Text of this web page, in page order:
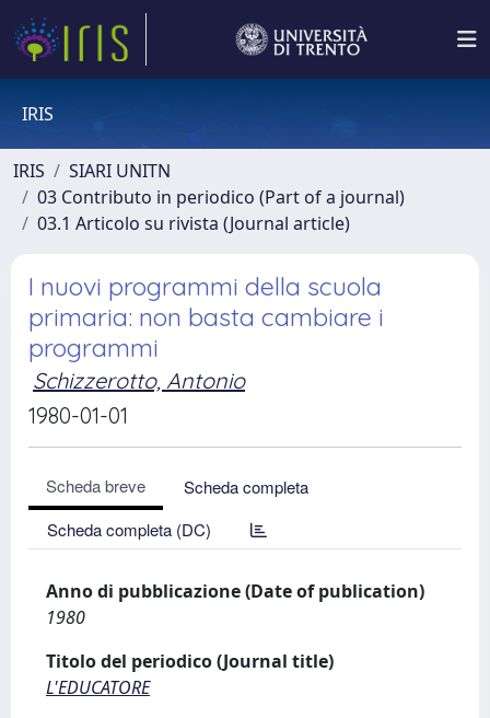
IRIS
IRIS
SIARI UNITN
03 Contributo in periodico (Part of a journal)
03.1 Articolo su rivista (Journal article)
I nuovi programmi della scuola
primaria: non basta cambiare i
programmi
Schizzerotto, Antonio
1980-01-01
Scheda breve
Scheda completa
Scheda completa (DC)
Anno di pubblicazione (Date of publication)
1980
Titolo del periodico (Journal title)
L'EDUCATORE